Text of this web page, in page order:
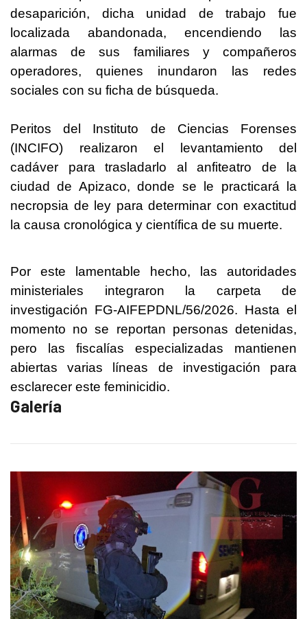
desaparición, dicha unidad de trabajo fue
localizada abandonada, encendiendo las
alarmas de sus familiares y compañeros
operadores, quienes inundaron las redes
sociales con su ficha de búsqueda.
Peritos del Instituto de Ciencias Forenses
(INCIFO) realizaron el levantamiento del
cadáver para trasladarlo al anfiteatro de la
ciudad de Apizaco, donde se le practicará la
necropsia de ley para determinar con exactitud
la causa cronológica y científica de su muerte.
Por este lamentable hecho, las autoridades
ministeriales integraron la carpeta de
investigación FG-AIFEPDNL/56/2026. Hasta el
momento no se reportan personas detenidas,
pero las fiscalías especializadas mantienen
abiertas varias líneas de investigación para
esclarecer este feminicidio.
Galería